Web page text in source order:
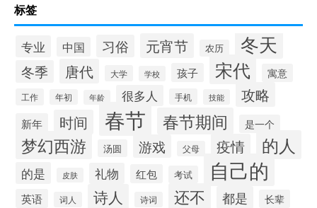
标签
专业 中国 习俗 元宵节 农历 冬天
冬季 唐代 大学 学校 孩子 宋代 寓意
工作 年初 年龄 很多人 手机 技能 攻略
新年 时间 春节 春节期间 是一个
梦幻西游 汤圆 游戏 父母 疫情 的人
的是 皮肤 礼物 红包 考试 自己的
英语 词人 诗人 诗词 还不 都是 长辈